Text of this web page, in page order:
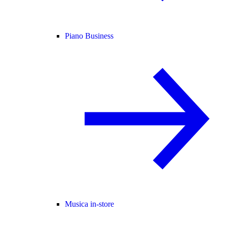
Piano Business
Musica in-store